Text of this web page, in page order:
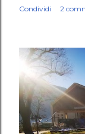
Condividi 2